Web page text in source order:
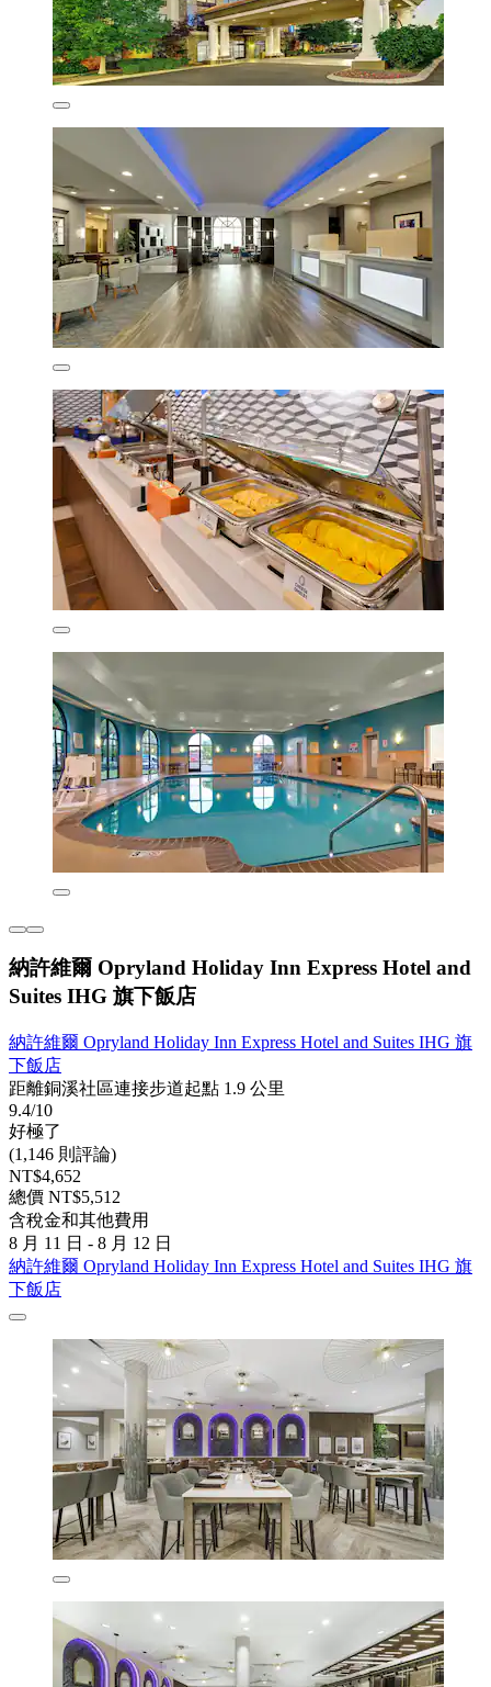
納許維爾 Opryland Holiday Inn Express Hotel and
Suites IHG 旗下飯店
納許維爾 Opryland Holiday Inn Express Hotel and Suites IHG 旗
下飯店
距離銅溪社區連接步道起點 1.9 公里
9.4/10
好極了
(1,146 則評論)
NT$4,652
總價 NT$5,512
含稅金和其他費用
8 月 11 日 - 8 月 12 日
納許維爾 Opryland Holiday Inn Express Hotel and Suites IHG 旗
下飯店